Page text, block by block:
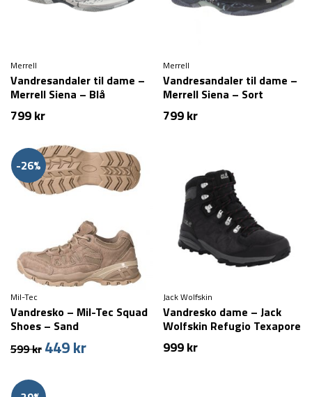
Merrell
Vandresandaler til dame –
Merrell Siena – Blå
799kr
Merrell
Vandresandaler til dame –
Merrell Siena – Sort
799kr
-26%
Mil-Tec
Vandresko – Mil-Tec Squad
Shoes – Sand
599kr Den
var:
449krDen
Jack Wolfskin
Vandresko dame – Jack
Wolfskin Refugio Texapore
Mid W – Mørkegrå
999kr